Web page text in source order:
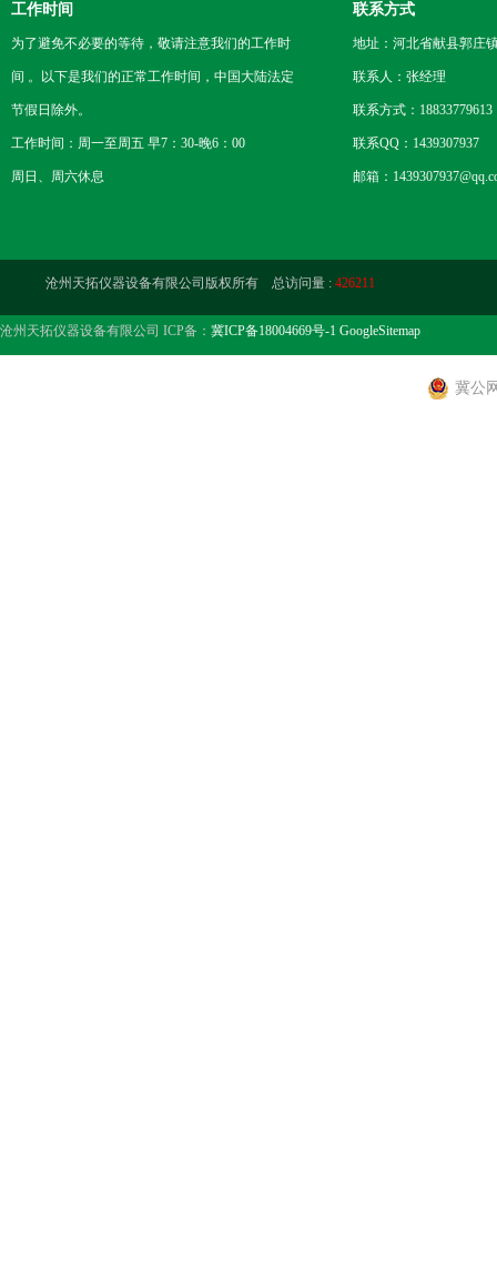
工作时间
为了避免不必要的等待，敬请注意我们的工作时
间 。以下是我们的正常工作时间，中国大陆法定
节假日除外。
工作时间：周一至周五 早7：30-晚6：00
周日、周六休息
联系方式
地址：河北省献县郭庄
联系人：张经理
联系方式：18833779613
联系QQ：1439307937
邮箱：
沧州天拓仪器设备有限公司版权所有 总访问量 : 426211
沧州天拓仪器设备有限公司 ICP备： 冀ICP备18004669号-1 GoogleSitemap
冀公